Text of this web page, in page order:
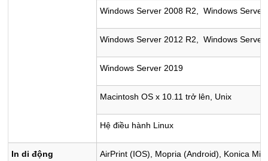
Windows Server 2008 R2, Windows Server
Windows Server 2012 R2, Windows Server
Windows Server 2019
Macintosh OS x 10.11 trở lên, Unix
Hệ điều hành Linux
In di động AirPrint (IOS), Mopria (Android), Konica